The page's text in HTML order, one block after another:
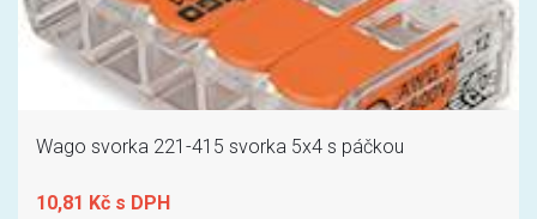
Wago svorka 221-415 svorka 5x4 s páčkou
10,81 Kč s DPH